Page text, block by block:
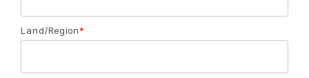
Land/Region*